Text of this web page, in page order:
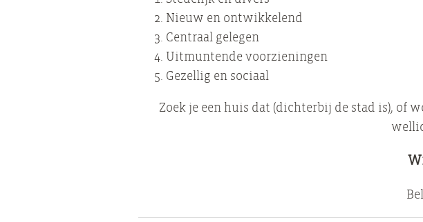
Nieuw en ontwikkelend
Centraal gelegen
Uitmuntende voorzieningen
Gezellig en sociaal
Zoek je een huis dat (dichterbij de stad is), of